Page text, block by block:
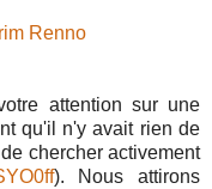
Renno
attention sur une
qu'il n'y avait rien de
chercher activement
). Nous attirons